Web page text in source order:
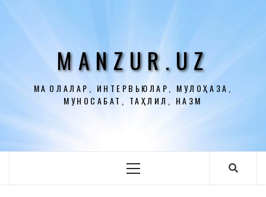
MANZUR.UZ
МАҚОЛАЛАР, ИНТЕРВЬЮЛАР, МУЛОҲАЗА,
МУНОСАБАТ, ТАҲЛИЛ, НАЗМ
меню